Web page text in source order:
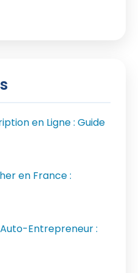
en Ligne : Guide
en France :
Entrepreneur :